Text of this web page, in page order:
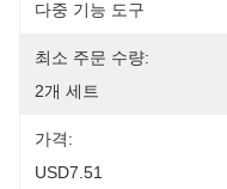
다중 기능 도구
최소 주문 수량:
2개 세트
가격:
USD7.51